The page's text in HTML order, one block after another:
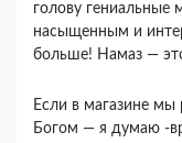
голову гениальные
насыщенным и
больше! Намаз —
Если в магазине мы
Богом — я думаю -